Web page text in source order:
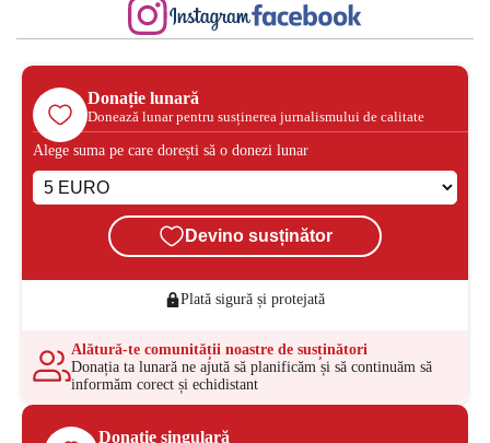
Donație lunară
Donează lunar pentru susținerea jurnalismului de calitate
Alege suma pe care dorești să o donezi lunar
Devino susținător
Plată sigură și protejată
Alătură-te comunității noastre de susținători
Donația ta lunară ne ajută să planificăm și să continuăm să
informăm corect și echidistant
Donație singulară